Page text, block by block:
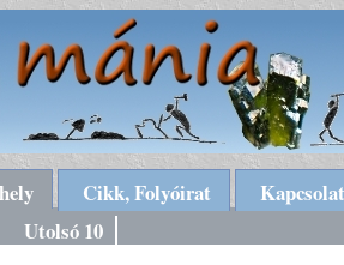
Cikk, Folyóirat
Kapcsolat
Utolsó 10